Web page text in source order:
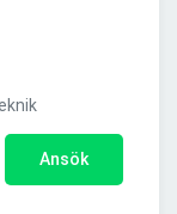
Ansök